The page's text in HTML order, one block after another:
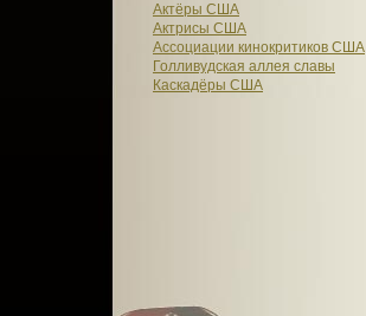
Актёры США
Актрисы США
Ассоциации кинокритиков США
Голливудская аллея славы
Каскадёры США